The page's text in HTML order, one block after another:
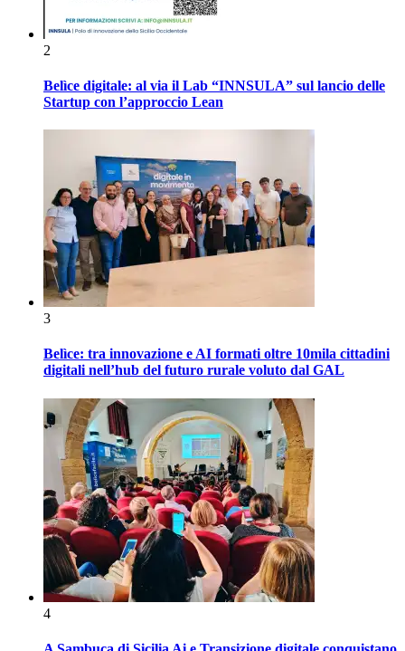
2
Belìce digitale: al via il Lab “INNSULA” sul lancio delle
Startup con l’approccio Lean
3
Belìce: tra innovazione e AI formati oltre 10mila cittadini
digitali nell’hub del futuro rurale voluto dal GAL
4